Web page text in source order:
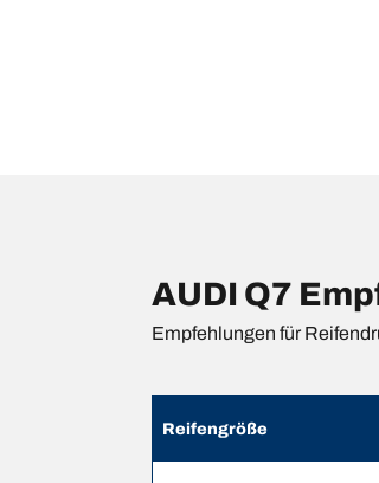
AUDI Q7
Empfehlungen für
Reifengröße